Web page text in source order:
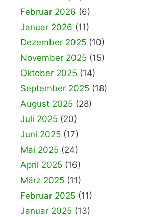
Februar 2026 (6)
Januar 2026 (11)
Dezember 2025 (10)
November 2025 (15)
Oktober 2025 (14)
September 2025 (18)
August 2025 (28)
Juli 2025 (20)
Juni 2025 (17)
Mai 2025 (24)
April 2025 (16)
März 2025 (11)
Februar 2025 (11)
Januar 2025 (13)